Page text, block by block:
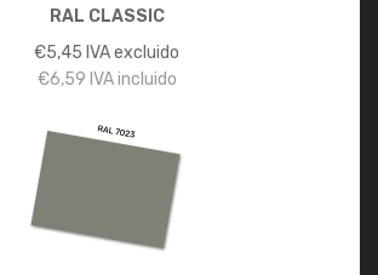
RAL CLASSIC
€5,45 IVA excluido
€6,59 IVA incluido